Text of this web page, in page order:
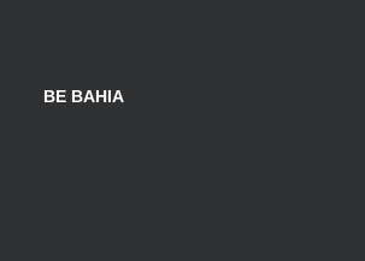
BE BAHIA